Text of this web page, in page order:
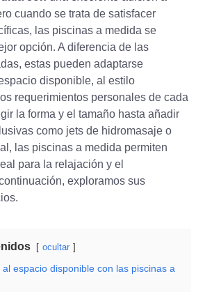
cuando se trata de satisfacer
las piscinas a medida se
opción. A diferencia de las
estas pueden adaptarse
disponible, al estilo
requerimientos personales de cada
la forma y el tamaño hasta añadir
como jets de hidromasaje o
las piscinas a medida permiten
para la relajación y el
exploramos sus
ocultar
al espacio disponible con las piscinas a